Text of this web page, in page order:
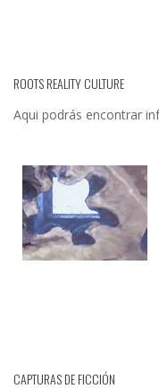
ROOTS REALITY CULTURE
Aqui podrás encontrar
CAPTURAS DE FICCIÓN